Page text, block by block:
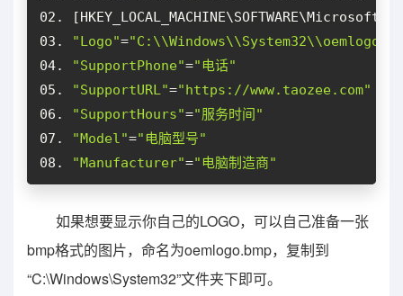
"Logo"=
"SupportPhone"="电话"
"SupportURL"="https://www.taozee.com"
"SupportHours"="服务时间"
"Model"="电脑型号"
"Manufacturer"="电脑制造商"
如果想要显示你自己的LOGO，可以自己准备一张
bmp格式的图片，命名为oemlogo.bmp，复制到
“C:\Windows\System32”文件夹下即可。